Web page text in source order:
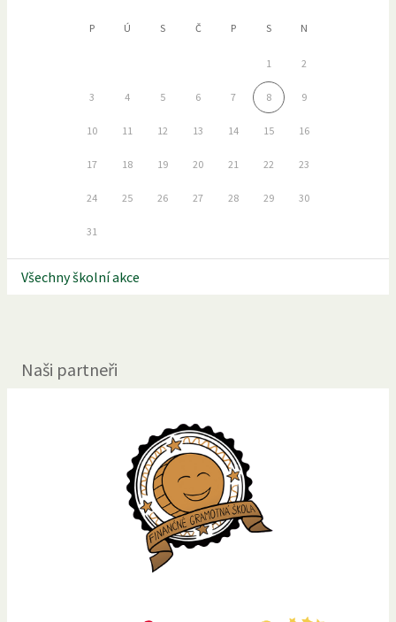
P Ú S Č P S N
1 2
3 4 5 6 7 8 9
10 11 12 13 14 15 16
17 18 19 20 21 22 23
24 25 26 27 28 29 30
31
Všechny školní akce
Naši partneři